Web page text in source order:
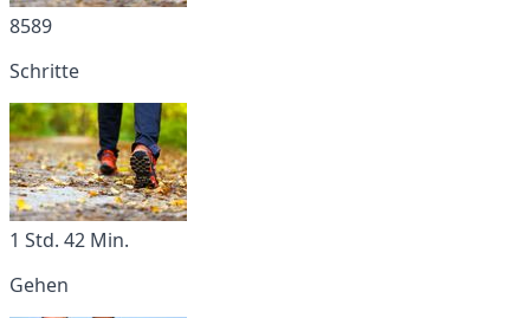
8589
Schritte
1 Std. 42 Min.
Gehen